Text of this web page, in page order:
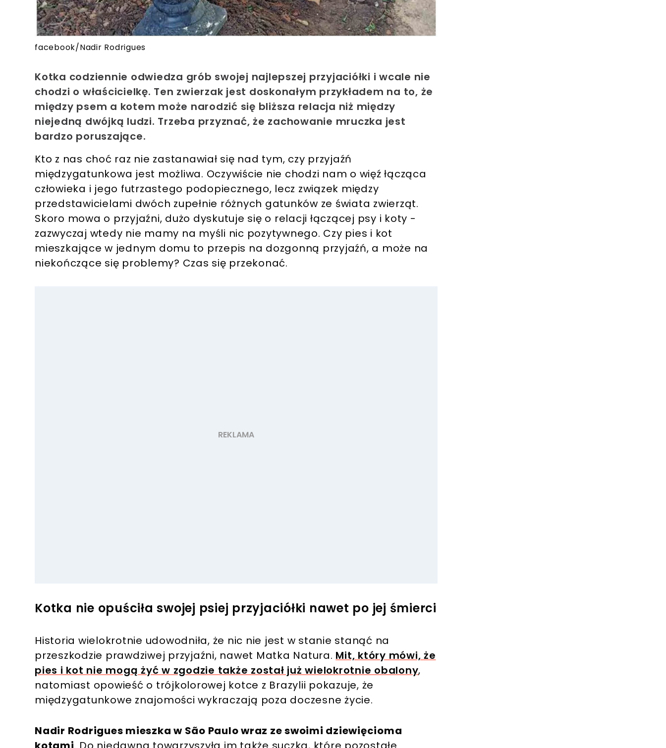
facebook/Nadir Rodrigues
Kotka codziennie odwiedza grób swojej najlepszej przyjaciółki i wcale nie
chodzi o właścicielkę. Ten zwierzak jest doskonałym przykładem na to, że
między psem a kotem może narodzić się bliższa relacja niż między
niejedną dwójką ludzi. Trzeba przyznać, że zachowanie mruczka jest
bardzo poruszające.
Kto z nas choć raz nie zastanawiał się nad tym, czy przyjaźń
międzygatunkowa jest możliwa. Oczywiście nie chodzi nam o więź łącząca
człowieka i jego futrzastego podopiecznego, lecz związek między
przedstawicielami dwóch zupełnie różnych gatunków ze świata zwierząt.
Skoro mowa o przyjaźni, dużo dyskutuje się o relacji łączącej psy i koty -
zazwyczaj wtedy nie mamy na myśli nic pozytywnego. Czy pies i kot
mieszkające w jednym domu to przepis na dozgonną przyjaźń, a może na
niekończące się problemy? Czas się przekonać.
Kotka nie opuściła swojej psiej przyjaciółki nawet po jej śmierci
Historia wielokrotnie udowodniła, że nic nie jest w stanie stanąć na
przeszkodzie prawdziwej przyjaźni, nawet Matka Natura. Mit, który mówi, że
pies i kot nie mogą żyć w zgodzie także został już wielokrotnie obalony,
natomiast opowieść o trójkolorowej kotce z Brazylii pokazuje, że
międzygatunkowe znajomości wykraczają poza doczesne życie.
Nadir Rodrigues mieszka w São Paulo wraz ze swoimi dziewięcioma